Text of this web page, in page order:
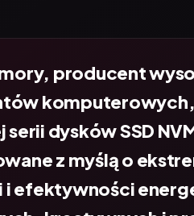
komputerowych,
dysków SSD
z myślą o
efektywności
kreatywnych i